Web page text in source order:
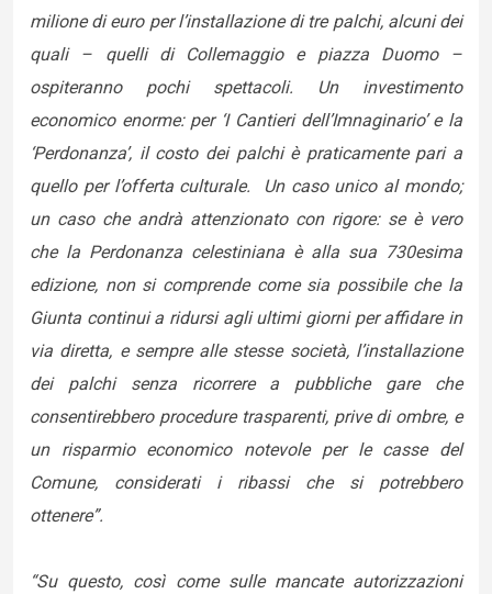
milione di euro per l’installazione di tre palchi, alcuni dei
quali – quelli di Collemaggio e piazza Duomo –
ospiteranno pochi spettacoli. Un investimento
economico enorme: per ‘I Cantieri dell’Imnaginario’ e la
‘Perdonanza’, il costo dei palchi è praticamente pari a
quello per l’offerta culturale. Un caso unico al mondo;
un caso che andrà attenzionato con rigore: se è vero
che la Perdonanza celestiniana è alla sua 730esima
edizione, non si comprende come sia possibile che la
Giunta continui a ridursi agli ultimi giorni per affidare in
via diretta, e sempre alle stesse società, l’installazione
dei palchi senza ricorrere a pubbliche gare che
consentirebbero procedure trasparenti, prive di ombre, e
un risparmio economico notevole per le casse del
Comune, considerati i ribassi che si potrebbero
ottenere”.
“Su questo, così come sulle mancate autorizzazioni